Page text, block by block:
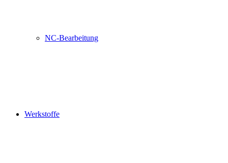
NC-Bearbeitung
Werkstoffe